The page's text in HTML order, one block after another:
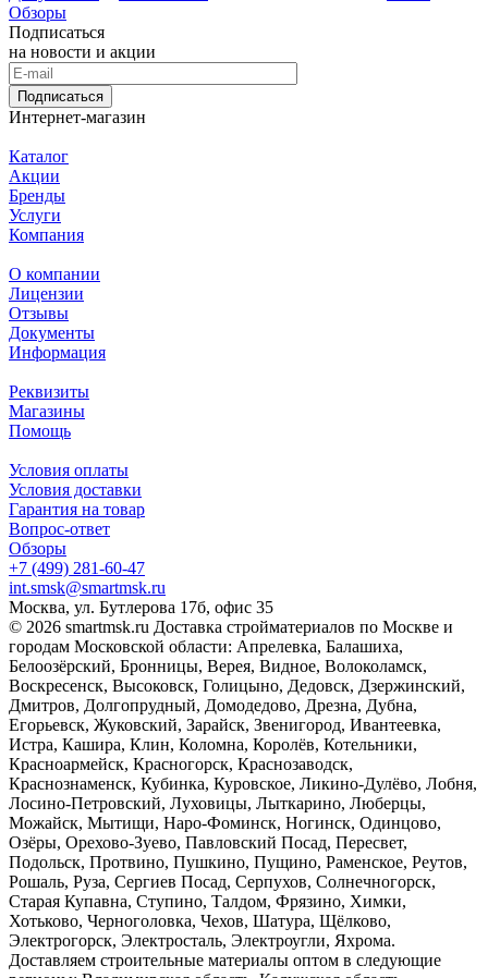
Обзоры
Подписаться
на новости и акции
Подписаться
Интернет-магазин
Каталог
Акции
Бренды
Услуги
Компания
О компании
Лицензии
Отзывы
Документы
Информация
Реквизиты
Магазины
Помощь
Условия оплаты
Условия доставки
Гарантия на товар
Вопрос-ответ
Обзоры
+7 (499) 281-60-47
int.smsk@smartmsk.ru
Москва, ул. Бутлерова 17б, офис 35
© 2026 smartmsk.ru Доставка стройматериалов по Москве и
городам Московской области: Апрелевка, Балашиха,
Белоозёрский, Бронницы, Верея, Видное, Волоколамск,
Воскресенск, Высоковск, Голицыно, Дедовск, Дзержинский,
Дмитров, Долгопрудный, Домодедово, Дрезна, Дубна,
Егорьевск, Жуковский, Зарайск, Звенигород, Ивантеевка,
Истра, Кашира, Клин, Коломна, Королёв, Котельники,
Красноармейск, Красногорск, Краснозаводск,
Краснознаменск, Кубинка, Куровское, Ликино-Дулёво, Лобня,
Лосино-Петровский, Луховицы, Лыткарино, Люберцы,
Можайск, Мытищи, Наро-Фоминск, Ногинск, Одинцово,
Озёры, Орехово-Зуево, Павловский Посад, Пересвет,
Подольск, Протвино, Пушкино, Пущино, Раменское, Реутов,
Рошаль, Руза, Сергиев Посад, Серпухов, Солнечногорск,
Старая Купавна, Ступино, Талдом, Фрязино, Химки,
Хотьково, Черноголовка, Чехов, Шатура, Щёлково,
Электрогорск, Электросталь, Электроугли, Яхрома.
Доставляем строительные материалы оптом в следующие